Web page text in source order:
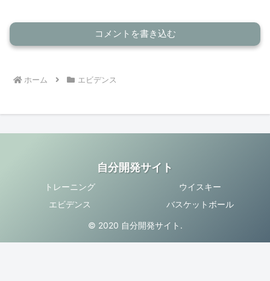
コメントを書き込む
ホーム エビデンス
自分開発サイト
トレーニング
ウイスキー
エビデンス
バスケットボール
© 2020 自分開発サイト.